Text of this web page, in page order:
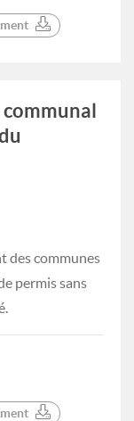
des communes
permis sans